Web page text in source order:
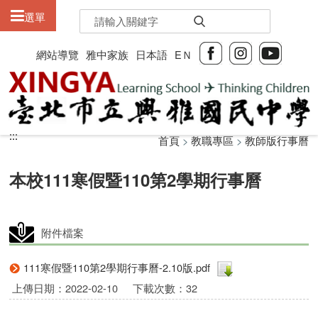
網站導覽 雅中家族 日本語 EＮ
選單
:::
:::
本校111寒假暨110第2學期行事曆
首頁>教職專區>教師版行事曆
附件檔案
111寒假暨110第2學期行事曆-2.10版.pdf
上傳日期：2022-02-10
下載次數：32